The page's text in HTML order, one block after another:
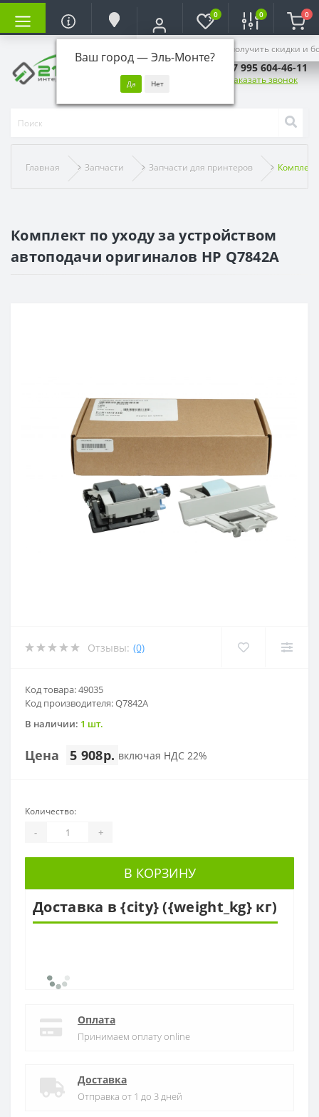
Ваш город —Эль-Монте?
Войдите, чтобы получить скидки и
0 0 0
+7 995 604-46-11
Заказать звонок
Главная Запчасти Запчасти для принтеров
Комплект по уходу за устройством
автоподачи оригиналов HP Q7842A
Отзывы: (0)
Код товара: 49035
Код производителя: Q7842A
В наличии: 1 шт.
Цена 5 908р. включая НДС 22%
Количество:
- +
В КОРЗИНУ
Доставка в {city} ({weight_kg} кг)
Оплата
Принимаем оплату online
Доставка
Отправка от 1 до 3 дней